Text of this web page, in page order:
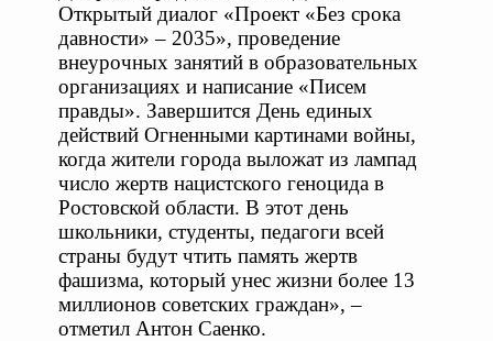
Открытый диалог «Проект «Без срока
давности» – 2035», проведение
внеурочных занятий в образовательных
организациях и написание «Писем
правды». Завершится День единых
действий Огненными картинами войны,
когда жители города выложат из лампад
число жертв нацистского геноцида в
Ростовской области. В этот день
школьники, студенты, педагоги всей
страны будут чтить память жертв
фашизма, который унес жизни более 13
миллионов советских граждан», –
отметил Антон Саенко.